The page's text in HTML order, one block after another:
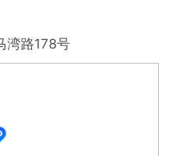
湾路178号